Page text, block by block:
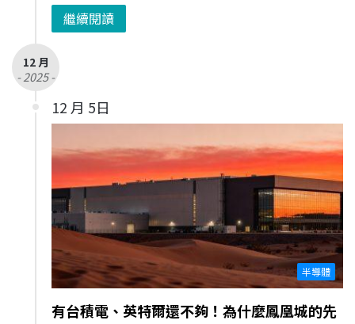
繼續閱讀
12 月
- 2025 -
12 月 5日
半導體
有台積電、英特爾還不夠！為什麼鳳凰城的先